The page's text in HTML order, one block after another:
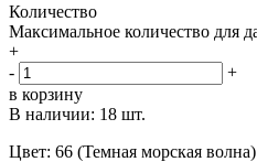
Количество
Максимальное количество для
+
-
+
в корзину
В наличии: 18 шт.
Цвет: 66 (Темная морская волна)